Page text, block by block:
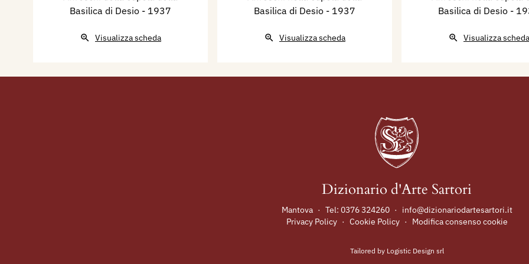
Basilica di Desio - 1937
Visualizza scheda
Basilica di Desio - 1937
Visualizza scheda
Basilica di Desio -
Visualizza scheda
Dizionario d'Arte Sartori
Mantova · Tel: 0376 324260 ·
info@dizionariodartesartori.it
Privacy Policy · Cookie Policy · Modifica consenso cookie
Tailored by Logistic Design srl